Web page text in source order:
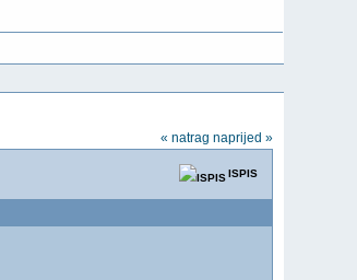
« natrag naprijed »
ISPIS